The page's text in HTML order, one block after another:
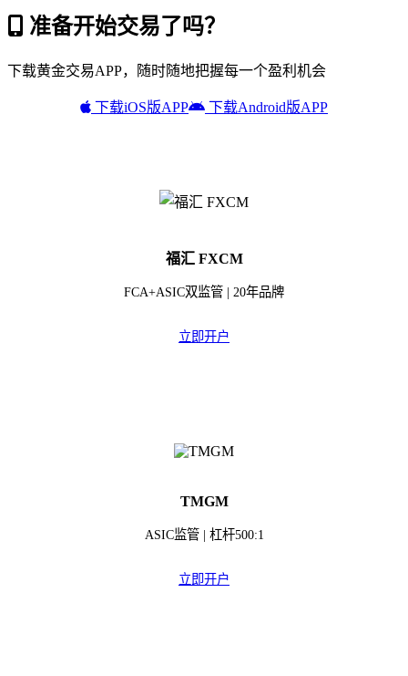
准备开始交易了吗？
下载黄金交易APP，随时随地把握每一个盈利机会
下载iOS版APP 下载Android版APP
福汇 FXCM
FCA+ASIC双监管 | 20年品牌
立即开户
TMGM
ASIC监管 | 杠杆500:1
立即开户